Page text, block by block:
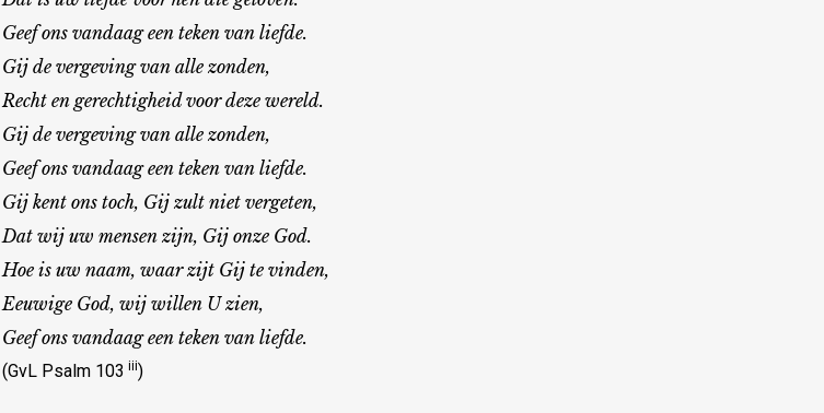
Geef ons vandaag een teken van liefde.
Gij de vergeving van alle zonden,
Recht en gerechtigheid voor deze wereld.
Gij de vergeving van alle zonden,
Geef ons vandaag een teken van liefde.
Gij kent ons toch, Gij zult niet vergeten,
Dat wij uw mensen zijn, Gij onze God.
Hoe is uw naam, waar zijt Gij te vinden,
Eeuwige God, wij willen U zien,
Geef ons vandaag een teken van liefde.
(GvL Psalm 103 iii)